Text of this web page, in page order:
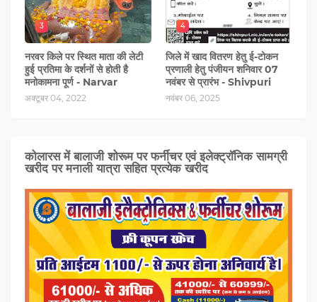
3
नरवर किले पर स्थित माता की लेटी
हुई प्रतिमा के दर्शनों से होती है
मनोकामना पूर्ण - Narvar
अक्टूबर 04, 2022
4
जिले में खाद वितरण हेतु ई-टोकन
प्रणाली हेतु पंजीयन शनिवार 07
नवंबर से प्रारंभ - Shivpuri
नवंबर 06, 2025
कोलारस में बालाजी शोरूम पर फर्नीचर एवं इलेक्ट्रॉनिक सामग्री
खरीद पर मनाली यात्रा सहित प्रत्‍येक खरीद